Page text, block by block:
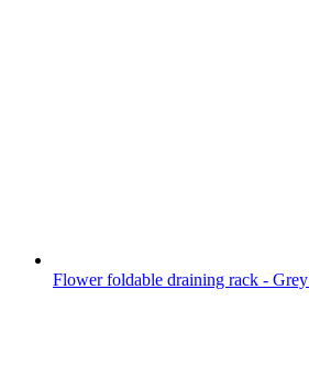
Flower foldable draining rack - Grey